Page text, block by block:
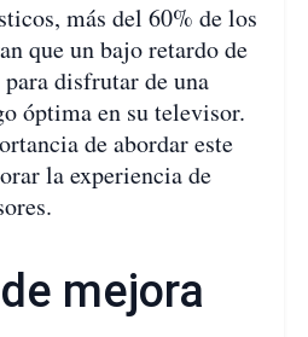
más del 60% de los
que un bajo retardo de
disfrutar de una
óptima en su televisor.
de abordar este
la experiencia de
mejora